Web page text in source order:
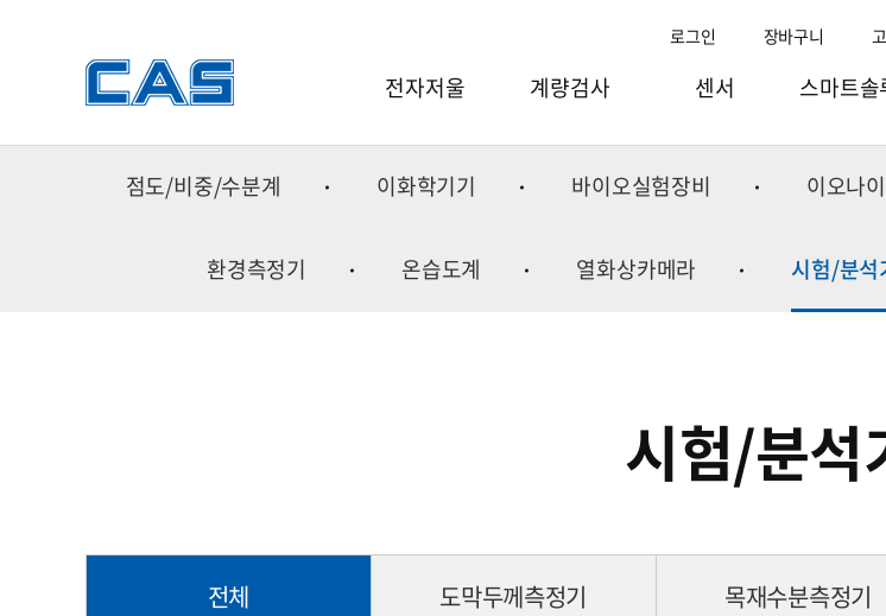
로그인 장바구니
전자저울
전자저울
분동
계량검사
과일선별기
금속검출기/X-ray
센서
로드셀
인디케이터
스마트솔
스마트팩
스마트리
점도/비중/수분계 이화학기기 바이오실험장비 이오나
환경측정기 온습도계 열화상카메라 시험/분석
시험/분석
전체 도막두께측정기 목재수분측정기